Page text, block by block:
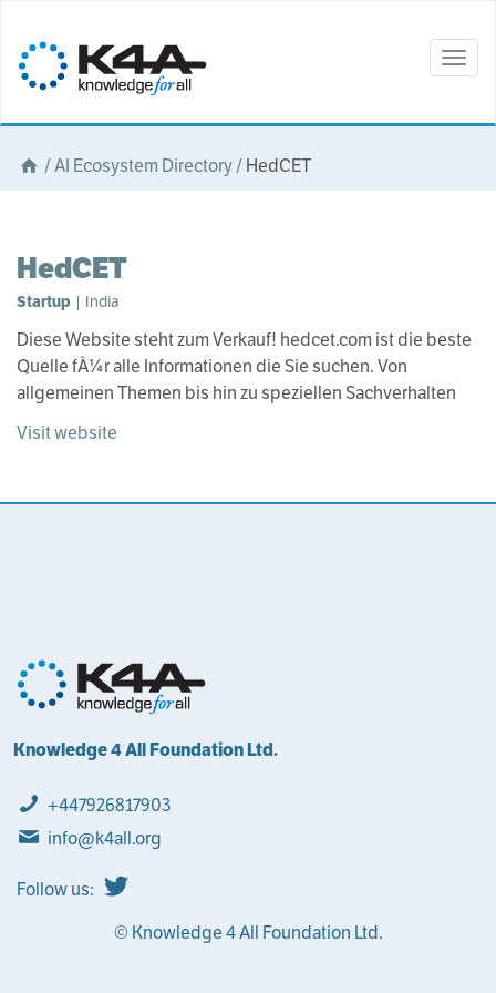
/AI Ecosystem Directory/HedCET
HedCET
Startup | India
Diese Website steht zum Verkauf! hedcet.com ist die beste
Quelle fÃ¼r alle Informationen die Sie suchen. Von
allgemeinen Themen bis hin zu speziellen Sachverhalten
Visit website
Knowledge 4 All Foundation Ltd.
+447926817903
info@k4all.org
Follow us:
© Knowledge 4 All Foundation Ltd.